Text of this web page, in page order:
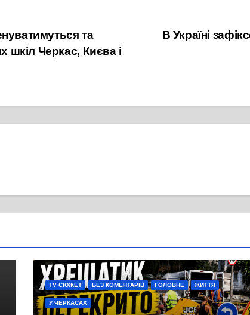
В Україні
та
шкіл Черкас, Києва і
TV СЮЖЕТ БЕЗ КОМЕНТАРІВ ГОЛОВНЕ ЖИТТЯ
У ЧЕРКАСАХ